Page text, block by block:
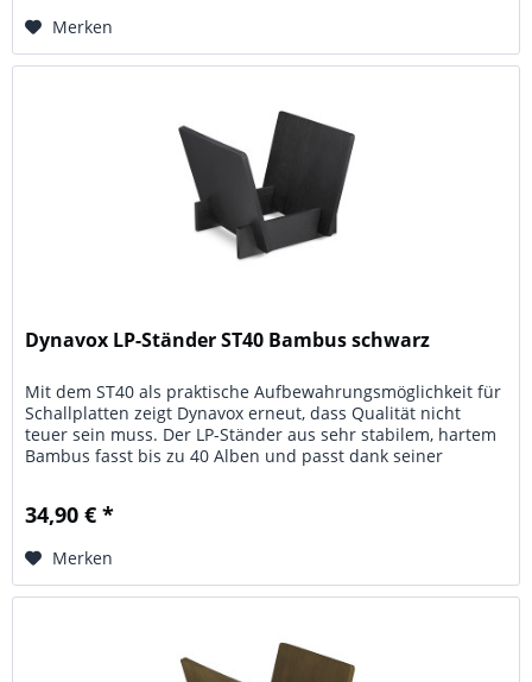
Merken
Dynavox LP-Ständer ST40 Bambus schwarz
Mit dem ST40 als praktische Aufbewahrungsmöglichkeit für
Schallplatten zeigt Dynavox erneut, dass Qualität nicht
teuer sein muss. Der LP-Ständer aus sehr stabilem, hartem
Bambus fasst bis zu 40 Alben und passt dank seiner
34,90 € *
Merken